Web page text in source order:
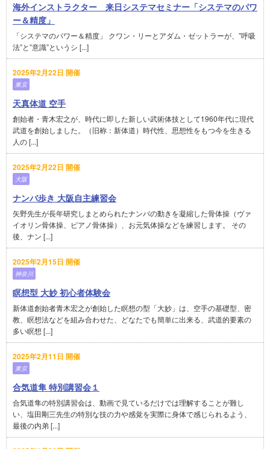
海外インストラクター 来日システマセミナー「システマのパワ
ー＆精度」
「システマのパワー＆精度」 クワン・リーとアダム・ゼットラーが、”呼吸
法”と”意識”というシ [...]
2025年2月22日 開催
東京
天真体道 空手
創始者・青木宏之が、時代に即した新しい武術体技として1960年代に現代
武道を創始しました。（旧称：新体道）時代性、思想性をもつ今を生きる
人の [...]
2025年2月22日 開催
大阪
ナンバ歩き 大阪自主練習会
矢野先生が長年研究しまとめられたナンバの動きを凝縮した骨体操（ヴァ
イオリン骨体操、ピアノ骨体操）、お元気体操などを練習します。 その
後、ナン [...]
2025年2月15日 開催
神奈川
瞑想型 大妙 初心者体験会
新体道創始者青木宏之が創始した瞑想の型「大妙」は、空手の基礎型、密
教、瞑想法などを組み合わせた、どなたでも簡単に出来る、武道的要素の
多い瞑想 [...]
2025年2月11日 開催
東京
合気道隼 特別講習会１
合気道隼の特別講習会は、動画で見ているだけでは理解することが難し
い、塩田剛三先生の特別な技の力や感覚を実際に身体で感じられるよう、
最後の内弟 [...]